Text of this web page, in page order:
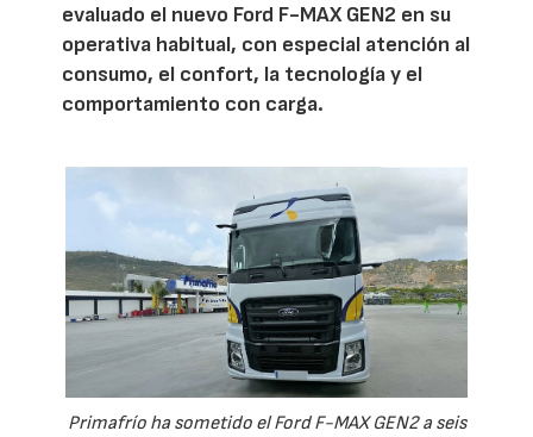
evaluado el nuevo Ford F-MAX GEN2 en su
operativa habitual, con especial atención al
consumo, el confort, la tecnología y el
comportamiento con carga.
Primafrío ha sometido el Ford F-MAX GEN2 a seis